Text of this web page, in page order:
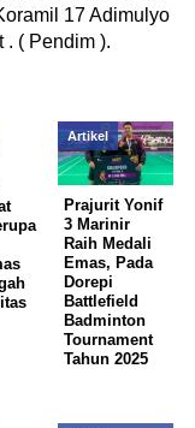
17 Adimulyo
( Pendim ).
Artikel
Prajurit Yonif
3 Marinir
Raih Medali
Emas, Pada
Dorepi
Battlefield
Badminton
Tournament
Tahun 2025